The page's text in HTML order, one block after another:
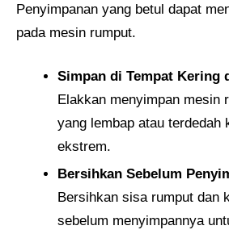
Penyimpanan yang betul dapat
pada mesin rumput.
Simpan di Tempat Kering
Elakkan menyimpan mesin
yang lembap atau terdedah
ekstrem.
Bersihkan Sebelum
Bersihkan sisa rumput dan
sebelum menyimpannya